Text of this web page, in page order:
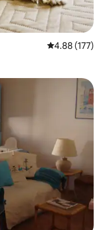
平均评分 4.88
4.88 (177)